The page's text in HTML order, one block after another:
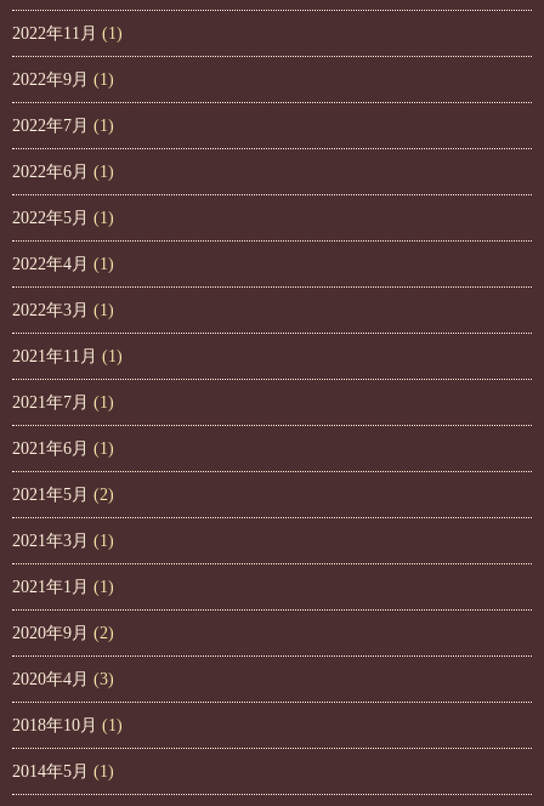
2022年11月 (1)
2022年9月 (1)
2022年7月 (1)
2022年6月 (1)
2022年5月 (1)
2022年4月 (1)
2022年3月 (1)
2021年11月 (1)
2021年7月 (1)
2021年6月 (1)
2021年5月 (2)
2021年3月 (1)
2021年1月 (1)
2020年9月 (2)
2020年4月 (3)
2018年10月 (1)
2014年5月 (1)